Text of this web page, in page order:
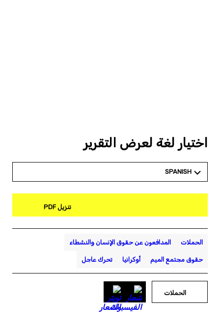
اختيار لغة لعرض التقرير
SPANISH
تنزيل PDF
الحملات المدافعون عن حقوق الإنسان والنشطاء
حقوق مجتمع الميم أوكرانيا تحرك عاجل
الحملات